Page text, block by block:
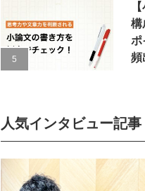
構
ポ
頻
人気インタビュー記事